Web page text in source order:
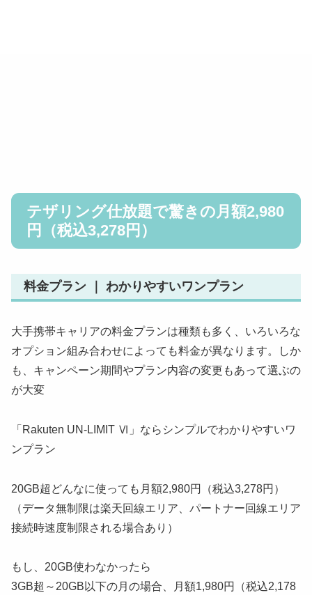
テザリング仕放題で驚きの月額2,980
円（税込3,278円）
料金プラン ｜ わかりやすいワンプラン
大手携帯キャリアの料金プランは種類も多く、いろいろな
オプション組み合わせによっても料金が異なります。しか
も、キャンペーン期間やプラン内容の変更もあって選ぶの
が大変
「Rakuten UN-LIMIT Ⅵ」ならシンプルでわかりやすいワ
ンプラン
20GB超どんなに使っても月額2,980円（税込3,278円）
（データ無制限は楽天回線エリア、パートナー回線エリア
接続時速度制限される場合あり）
もし、20GB使わなかったら
3GB超～20GB以下の月の場合、月額1,980円（税込2,178